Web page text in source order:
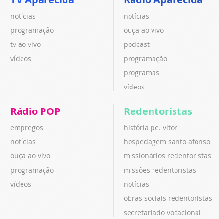
notícias
programação
tv ao vivo
vídeos
notícias
ouça ao vivo
podcast
programação
programas
vídeos
Rádio POP
empregos
notícias
ouça ao vivo
programação
vídeos
Redentoristas
história pe. vitor
hospedagem santo afonso
missionários redentoristas
missões redentoristas
notícias
obras sociais redentoristas
secretariado vocacional